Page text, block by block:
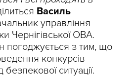
Василь
управління
Чернігівської ОВА.
погоджується з тим, що
конкурсів
безпекової ситуації.